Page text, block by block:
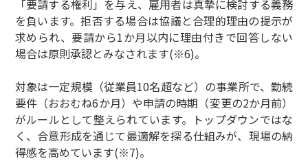
「要請する権利」を与え、雇用者は真摯に検討する義務
を負います。拒否する場合は協議と合理的理由の提示が
求められ、要請から1か月以内に理由付きで回答しない
場合は原則承認とみなされます(※6)。
対象は一定規模（従業員10名超など）の事業所で、勤続
要件（おおむね6か月）や申請の時期（変更の2か月前）
がルールとして整えられています。トップダウンではな
く、合意形成を通じて最適解を探る仕組みが、現場の納
得感を高めています(※7)。